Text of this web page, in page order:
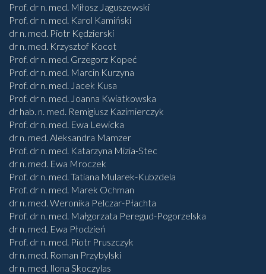
Prof. dr n. med. Miłosz Jaguszewski
Prof. dr n. med. Karol Kamiński
dr n. med. Piotr Kędzierski
dr n. med. Krzysztof Kocot
Prof. dr n. med. Grzegorz Kopeć
Prof. dr n. med. Marcin Kurzyna
Prof. dr n. med. Jacek Kusa
Prof. dr n. med. Joanna Kwiatkowska
dr hab. n. med. Remigiusz Kazimierczyk
Prof. dr n. med. Ewa Lewicka
dr n. med. Aleksandra Mamzer
Prof. dr n. med. Katarzyna Mizia-Stec
dr n. med. Ewa Mroczek
Prof. dr n. med. Tatiana Mularek-Kubzdela
Prof. dr n. med. Marek Ochman
dr n. med. Weronika Pelczar-Płachta
Prof. dr n. med. Małgorzata Peregud-Pogorzelska
dr n. med. Ewa Płodzień
Prof. dr n. med. Piotr Pruszczyk
dr n. med. Roman Przybylski
dr n. med. Ilona Skoczylas